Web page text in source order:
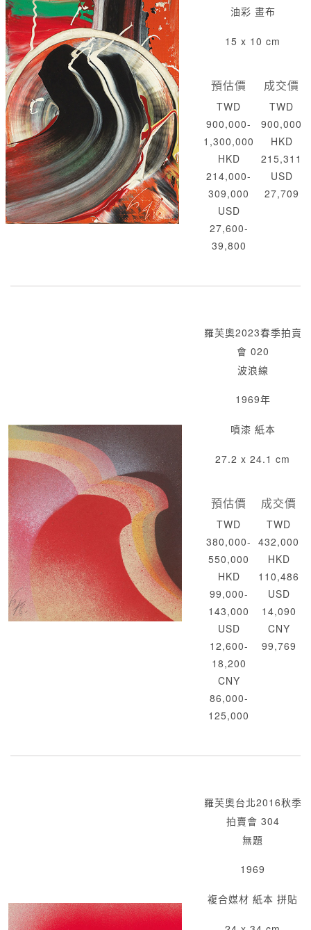
油彩 畫布
15 x 10 cm
預估價
TWD
900,000-
1,300,000
HKD
214,000-
309,000
USD
27,600-
39,800
成交價
TWD
900,000
HKD
215,311
USD
27,709
羅芙奧2023春季拍賣
會 020
波浪線
1969年
噴漆 紙本
27.2 x 24.1 cm
預估價
TWD
380,000-
550,000
HKD
99,000-
143,000
USD
12,600-
18,200
CNY
86,000-
125,000
成交價
TWD
432,000
HKD
110,486
USD
14,090
CNY
99,769
羅芙奧台北2016秋季
拍賣會 304
無題
1969
複合媒材 紙本 拼貼